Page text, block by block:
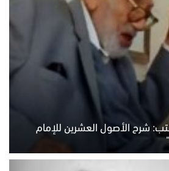
شرح الأصول العشرين للإمام